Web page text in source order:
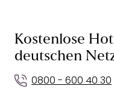
Kostenlose
deutschen
0800 - 600 40 30